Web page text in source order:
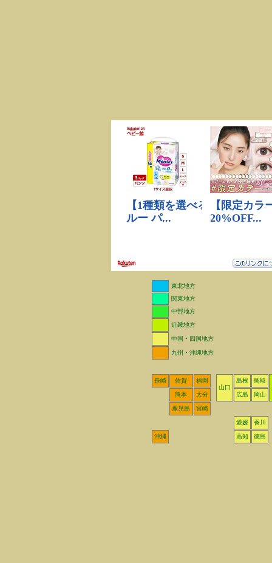
東北地方
関東地方
中部地方
近畿地方
中国・四国地方
九州・沖縄地方
長崎 佐賀
福岡
山口
島根
鳥取
熊本
大分 広島 岡山
鹿児島 宮崎
愛媛 香川
沖縄 高知 徳島